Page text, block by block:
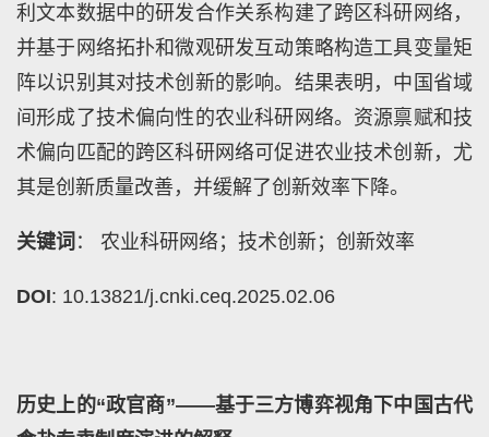
利文本数据中的研发合作关系构建了跨区科研网络，
并基于网络拓扑和微观研发互动策略构造工具变量矩
阵以识别其对技术创新的影响。结果表明，中国省域
间形成了技术偏向性的农业科研网络。资源禀赋和技
术偏向匹配的跨区科研网络可促进农业技术创新，尤
其是创新质量改善，并缓解了创新效率下降。
关键词 ： 农业科研网络；技术创新；创新效率
DOI: 10.13821/j.cnki.ceq.2025.02.06
历史上的“政官商”——基于三方博弈视角下中国古代